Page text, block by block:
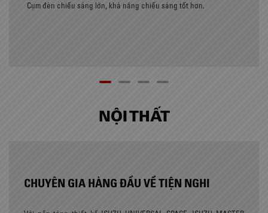
Cụm đèn chiếu sáng lớn, khả năng chiếu sáng tốt hơn.
NỘI THẤT
CHUYÊN GIA HÀNG ĐẦU VỀ TIỆN NGHI